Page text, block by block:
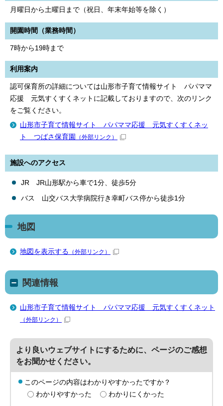
月曜日から土曜日まで（祝日、年末年始等を除く）
開園時間（業務時間）
7時から19時まで
利用案内
認可保育所の詳細については山形市子育て情報サイト パパママ
応援 元気すくすくネットに記載しておりますので、次のリンク
をご覧ください。
山形市子育て情報サイト パパママ応援 元気すくすくネッ
ト つばさ保育園
（外部リンク）
施設へのアクセス
JR JR山形駅から車で1分、徒歩5分
バス 山交バス大学病院行き幸町バス停から徒歩1分
地図
地図を表示する （外部リンク）
関連情報
山形市子育て情報サイト パパママ応援 元気すくすくネット
（外部リンク）
より良いウェブサイトにするために、ページのご感想
をお聞かせください。
このページの内容はわかりやすかったですか？
わかりやすかった
わかりにくかった